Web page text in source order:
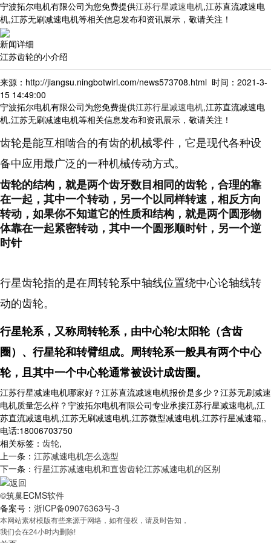
宁波拓尔电机有限公司为您免费提供江苏行星减速电机,江苏直流减速电
机,江苏无刷减速电机等相关信息发布和资讯展示，敬请关注！
新闻详细
江苏齿轮的小介绍
来源：http://jiangsu.ningbotwirl.com/news573708.html 时间：2021-3-
15 14:49:00
宁波拓尔电机有限公司为您免费提供江苏行星减速电机,江苏直流减速电
机,江苏无刷减速电机等相关信息发布和资讯展示，敬请关注！
齿轮是能互相啮合的有齿的机械零件， 它是现代各种设
备中应用最广泛的一种机械传动方式。
齿轮的结构，就是两个齿牙数目相同的齿轮，合理的靠
在一起，其中一个转动，另一个以同样转速，相反方向
转动，如果你不知道它的性质和结构，就是两个圆形物
体靠在一起紧密转动，其中一个圆形顺时针，另一个逆
时针
行星齿轮指的是在周转轮系中轴线位置绕中心论轴线转
动的齿轮。
行星轮系，又称周转轮系，由中心轮/太阳轮（含齿
圈）、行星轮和转臂组成。周转轮系一般具有两个中心
轮，且其中一个中心轮通常被设计成齿圈。
江苏行星减速电机哪家好？江苏直流减速电机报价是多少？江苏无刷减速
电机质量怎么样？宁波拓尔电机有限公司专业承接江苏行星减速电机,江
苏直流减速电机,江苏无刷减速电机,江苏微型减速电机,江苏行星减速箱,,
电话:18006703750
相关标签： 齿轮,
上一条： 江苏减速电机怎么选型
下一条： 行星江苏减速电机和直齿齿轮江苏减速电机的区别
©筑巢ECMS软件
备案号： 浙ICP备09076363号-3
本网站素材模版有些来源于网络，如有侵权，请及时告知，
我们会在24小时内删除!